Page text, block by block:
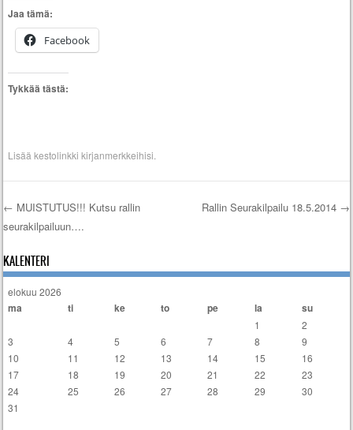
Jaa tämä:
Facebook
Tykkää tästä:
Lisääkestolinkki kirjanmerkkeihisi.
Artikkelien selaus
← MUISTUTUS!!! Kutsu rallin
seurakilpailuun….
Rallin Seurakilpailu 18.5.2014 →
KALENTERI
elokuu 2026
ma ti ke to pe la su
1
2
3
4 5 6 7 8
9
10
11 12 13 14 15
16
17
18 19 20 21 22
23
24
25 26 27 28 29
30
31